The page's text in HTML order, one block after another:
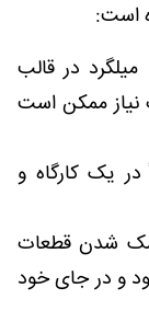
است:
در قالب
نیاز ممکن است
یک کارگاه و
شدن قطعات
و در جای خود